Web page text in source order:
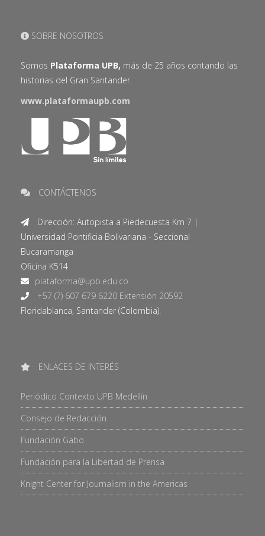
SOBRE NOSOTROS
Somos Plataforma UPB, más de 25 años contando las
historias del Gran Santander.
www.plataformaupb.com
CONTÁCTENOS
Dirección: Autopista a Piedecuesta Km 7 |
Universidad Pontificia Bolivariana - Seccional
Bucaramanga
Oficina K514
+57 (7) 607 679 6220 Extensión 20592
Floridablanca, Santander (Colombia).
ENLACES DE INTERÉS
Periódico Contexto UPB Medellín
Consejo de Redacción
Fundación Gabo
Fundación para la Libertad de Prensa
Knight Center for Journalism in the Americas